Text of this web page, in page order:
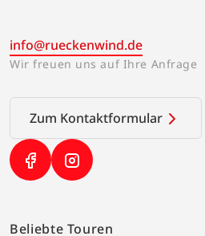
info@rueckenwind.de
Wir freuen uns auf Ihre Anfrage
Zum Kontaktformular
(Link öffnet in neuem Tab)
(Link öffnet in neuem
Beliebte Touren